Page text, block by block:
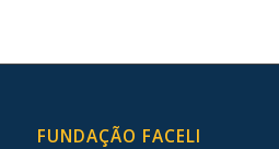
FUNDAÇÃO FACELI